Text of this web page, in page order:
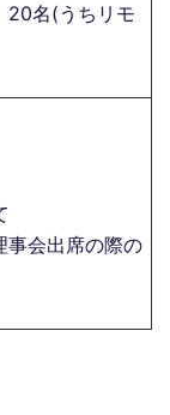
名(うちリモ
会出席の際の